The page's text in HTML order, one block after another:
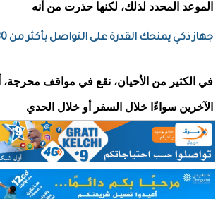
الموعد المحدد لذلك، لكنها حذرت من أنه
جهاز ذكي يمنحك القدرة على التواصل بأكثر من 80 لغة
في الكثير من الأحيان، نقع في مواقف محرجة،
الآخرين سواءًا خلال السفر أو خلال الحدي